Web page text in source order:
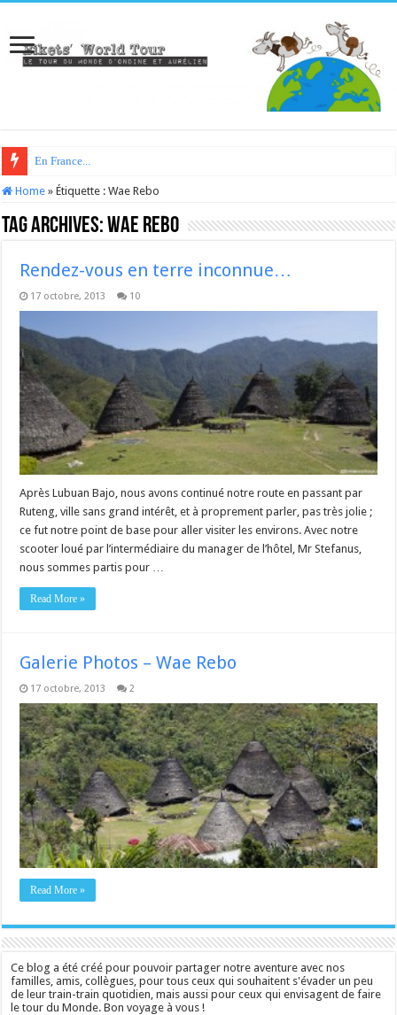
En France...
Home » Étiquette :Wae Rebo
Tag Archives:Wae Rebo
Rendez-vous en terre inconnue…
17 octobre, 2013 10
Après Lubuan Bajo, nous avons continué notre route en passant par
Ruteng, ville sans grand intérêt, et à proprement parler, pas très jolie ;
ce fut notre point de base pour aller visiter les environs. Avec notre
scooter loué par l’intermédiaire du manager de l’hôtel, Mr Stefanus,
nous sommes partis pour …
Read More »
Galerie Photos – Wae Rebo
17 octobre, 2013 2
Read More »
Ce blog a été créé pour pouvoir partager notre aventure avec nos
familles, amis, collègues, pour tous ceux qui souhaitent s'évader un peu
de leur train-train quotidien, mais aussi pour ceux qui envisagent de faire
le tour du Monde. Bon voyage à vous !